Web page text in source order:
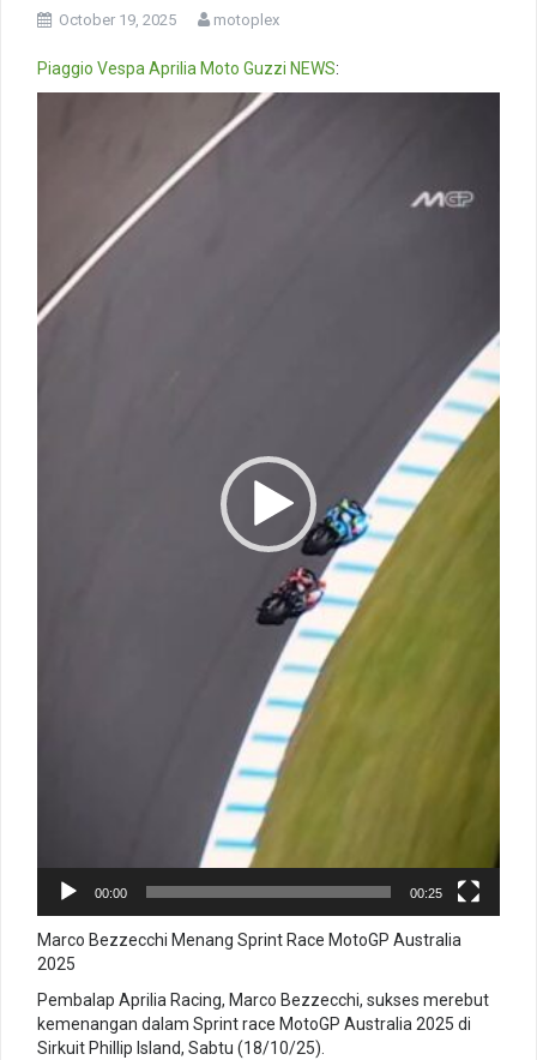
October 19, 2025 motoplex
Piaggio Vespa Aprilia Moto Guzzi NEWS:
00:00 00:25
Marco Bezzecchi Menang Sprint Race MotoGP Australia
2025
Pembalap Aprilia Racing, Marco Bezzecchi, sukses merebut
kemenangan dalam Sprint race MotoGP Australia 2025 di
Sirkuit Phillip Island, Sabtu (18/10/25).